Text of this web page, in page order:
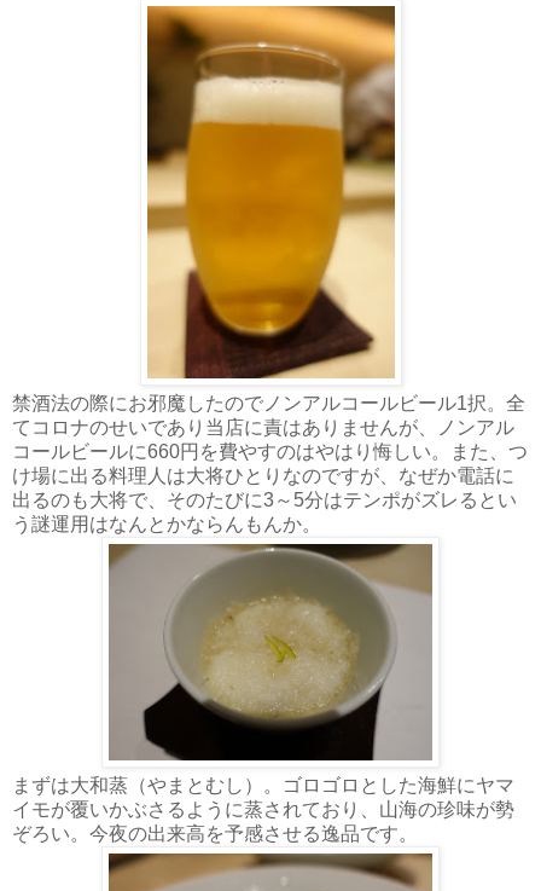
禁酒法の際にお邪魔したのでノンアルコールビール1択。全
てコロナのせいであり当店に責はありませんが、ノンアル
コールビールに660円を費やすのはやはり悔しい。また、つ
け場に出る料理人は大将ひとりなのですが、なぜか電話に
出るのも大将で、そのたびに3～5分はテンポがズレるとい
う謎運用はなんとかならんもんか。
まずは大和蒸（やまとむし）。ゴロゴロとした海鮮にヤマ
イモが覆いかぶさるように蒸されており、山海の珍味が勢
ぞろい。今夜の出来高を予感させる逸品です。